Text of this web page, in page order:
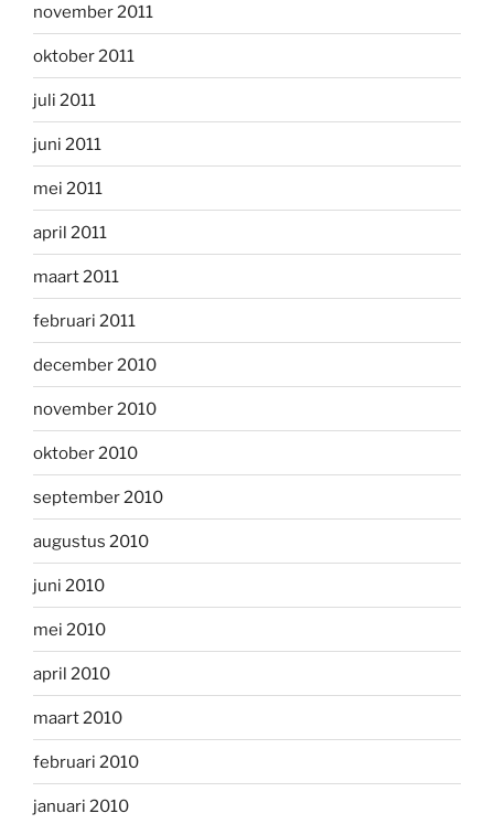
november 2011
oktober 2011
juli 2011
juni 2011
mei 2011
april 2011
maart 2011
februari 2011
december 2010
november 2010
oktober 2010
september 2010
augustus 2010
juni 2010
mei 2010
april 2010
maart 2010
februari 2010
januari 2010